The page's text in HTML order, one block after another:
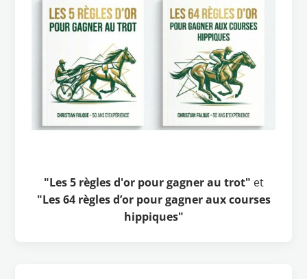
"Les 5 règles d'or pour gagner au trot" et
"Les 64 règles d’or pour gagner aux courses
hippiques"